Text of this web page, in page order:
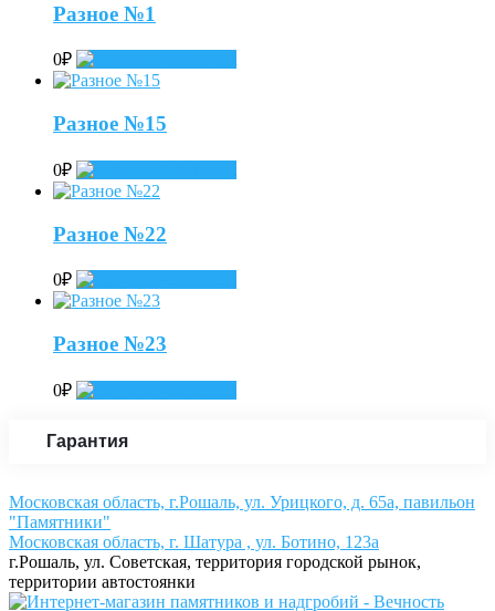
Разное №1
0₽
Разное №15
0₽
Разное №22
0₽
Разное №23
0₽
Гарантия
Московская область, г.Рошаль, ул. Урицкого, д. 65а, павильон
"Памятники"
Московская область, г. Шатура , ул. Ботино, 123а
г.Рошаль, ул. Советская, территория городской рынок,
территории автостоянки